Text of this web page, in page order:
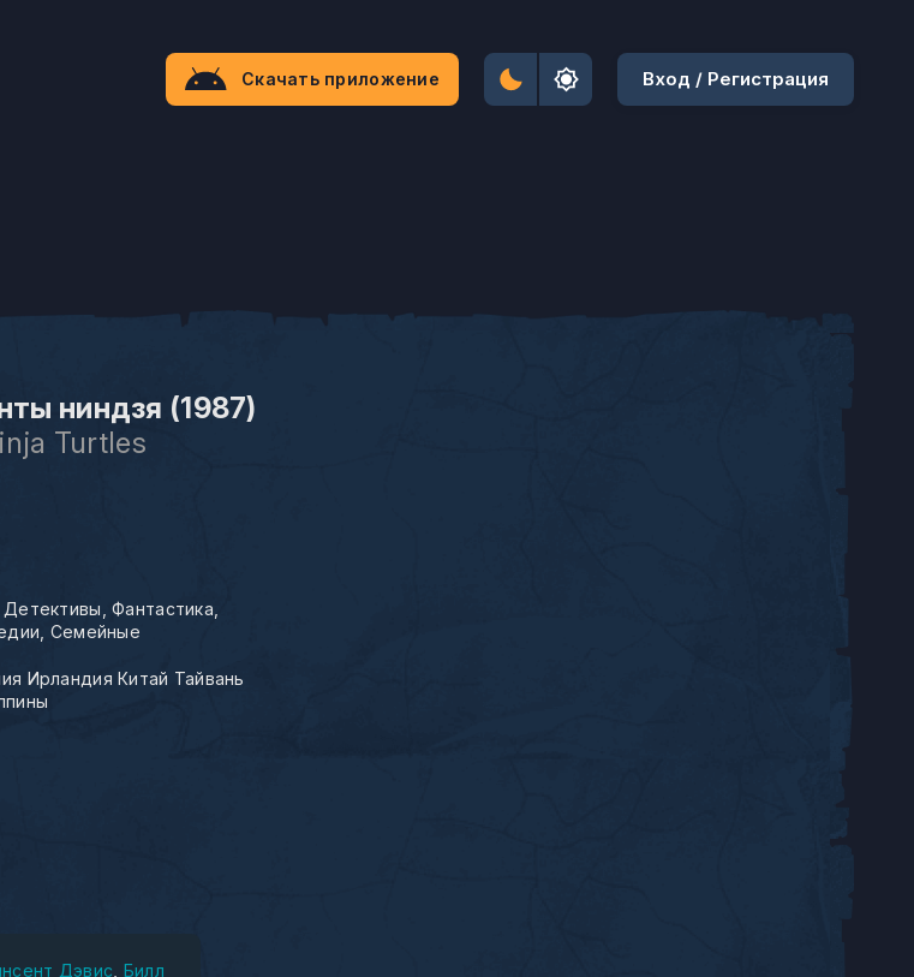
Скачать приложение Вход / Регистрация
ниндзя (1987)
Turtles
Детективы Фантастика
Семейные
Ирландия Китай Тайвань
Дэвис Билл